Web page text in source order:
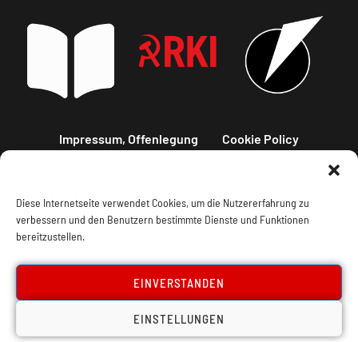
Diese Internetseite verwendet Cookies, um die Nutzererfahrung zu
verbessern und den Benutzern bestimmte Dienste und Funktionen
bereitzustellen.
EINVERSTANDEN
EINSTELLUNGEN
Impressum, Offenlegung Cookie Policy